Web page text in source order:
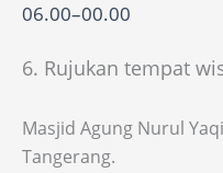
06.00–00.00
6. Rujukan tempat
Masjid Agung Nurul
Tangerang.